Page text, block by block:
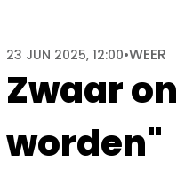
Zwaar
worden"
23 JUN 2025, 12:00•WEER